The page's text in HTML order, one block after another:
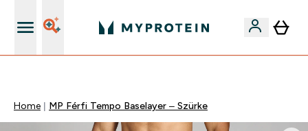
Home MP Férfi Tempo Baselayer – Szürke